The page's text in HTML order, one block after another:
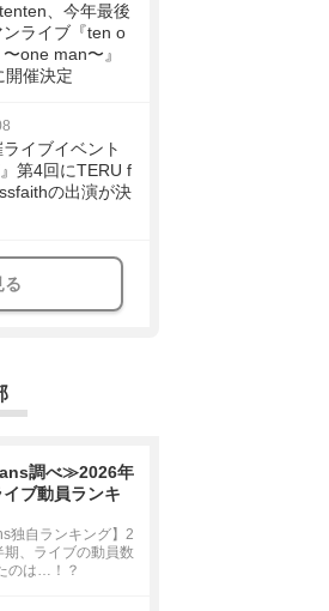
、今年最後
ライブ『ten o
one man〜』
開催決定
イブイベント
』第4回にTERU f
の出演が決
る
調べ≫2026年
イブ動員ランキ
独自ランキング】2
、ライブの動員数
のは…！？